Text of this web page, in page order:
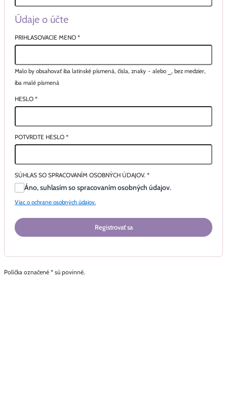
Údaje o účte
PRIHLASOVACIE MENO *
Malo by obsahovať iba latinské písmená, čísla, znaky - alebo
, bez medzier,
iba malé písmená
HESLO *
POTVRDTE HESLO *
SÚHLAS SO SPRACOVANÍM OSOBNÝCH ÚDAJOV. *
Áno, suhlasím so spracovaním osobných údajov.
Viac o ochrane osobných údajov.
Registrovať sa
Políčka označené * sú povinné.